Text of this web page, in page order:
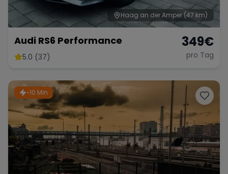
Haag an der Amper (47 km)
Audi RS6 Performance
5.0 (37)
349€
pro Tag
~10 Min